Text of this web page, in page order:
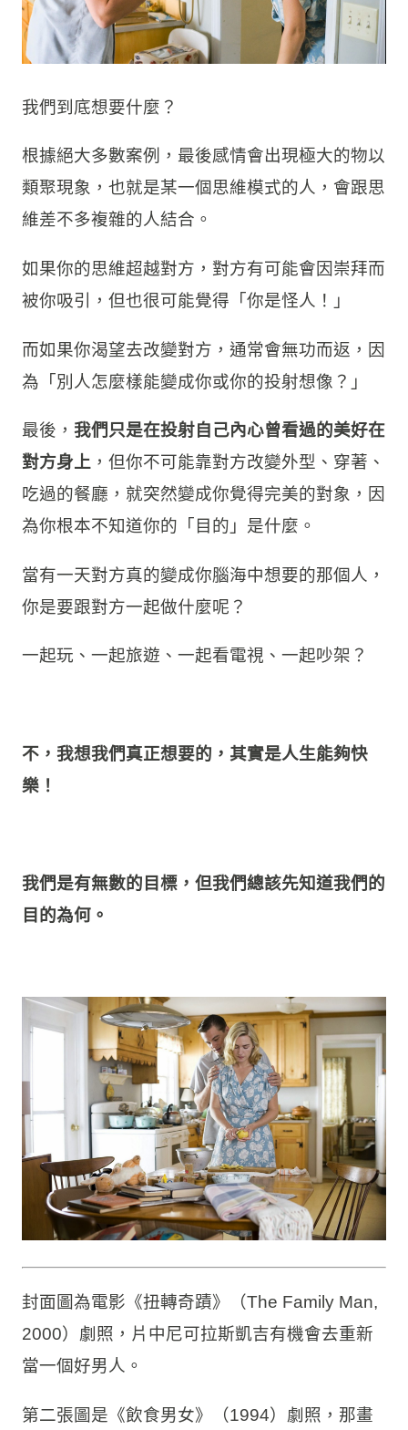
我們到底想要什麼？
根據絕大多數案例，最後感情會出現極大的物以
類聚現象，也就是某一個思維模式的人，會跟思
維差不多複雜的人結合。
如果你的思維超越對方，對方有可能會因崇拜而
被你吸引，但也很可能覺得「你是怪人！」
而如果你渴望去改變對方，通常會無功而返，因
為「別人怎麼樣能變成你或你的投射想像？」
最後， 我們只是在投射自己內心曾看過的美好在
對方身上 ，但你不可能靠對方改變外型、穿著、
吃過的餐廳，就突然變成你覺得完美的對象，因
為你根本不知道你的「目的」是什麼。
當有一天對方真的變成你腦海中想要的那個人，
你是要跟對方一起做什麼呢？
一起玩、一起旅遊、一起看電視、一起吵架？
不，我想我們真正想要的，其實是人生能夠快
樂！
我們是有無數的目標，但我們總該先知道我們的
目的為何。
封面圖為電影《扭轉奇蹟》（The Family Man,
2000）劇照，片中尼可拉斯凱吉有機會去重新
當一個好男人。
第二張圖是《飲食男女》（1994）劇照，那畫